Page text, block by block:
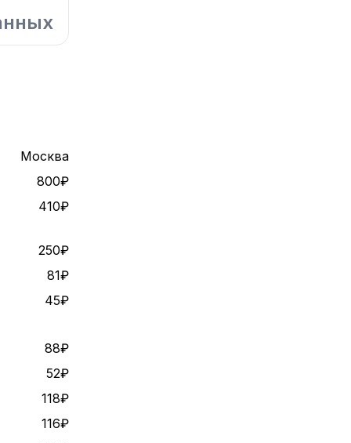
Москва
800₽
410₽
250₽
81₽
45₽
88₽
52₽
118₽
116₽